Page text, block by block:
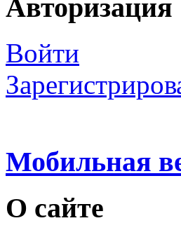
Авторизация
Войти
Мобильная
О сайте